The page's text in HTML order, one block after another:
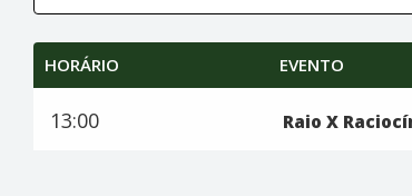
HORÁRIO EVENTO
13:00 Raio X